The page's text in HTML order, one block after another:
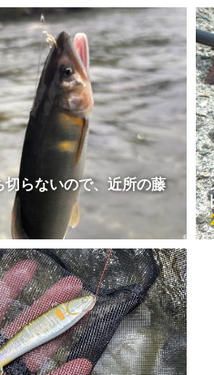
切らないので、近所の藤